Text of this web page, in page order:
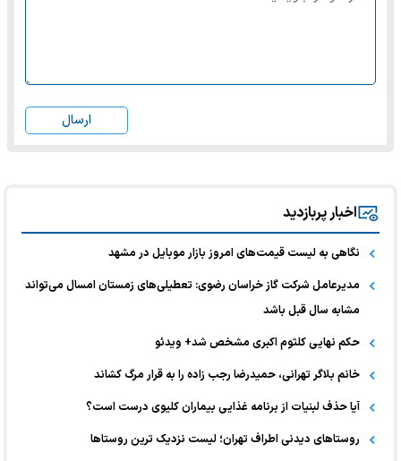
ارسال
اخبار پربازدید
نگاهی به لیست قیمت‌های امروز بازار موبایل در مشهد
مدیرعامل شرکت گاز خراسان رضوی: تعطیلی‌های زمستان امسال می‌تواند
مشابه سال قبل باشد
حکم نهایی کلثوم اکبری مشخص شد+ ویدئو
خانم بلاگر تهرانی، حمیدرضا رجب زاده را به قرار مرگ کشاند
آیا حذف لبنیات از برنامه غذایی بیماران کلیوی درست است؟
روستاهای دیدنی اطراف تهران؛ لیست نزدیک ترین روستاها